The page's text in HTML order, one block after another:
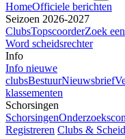
HomeOfficiele berichten
Seizoen 2026-2027
ClubsTopscoorderZoek
Word scheidsrechter
Info
Info nieuwe
clubsBestuurNieuwsbrief
klassementen
Schorsingen
Schorsingen
Registreren Clubs &